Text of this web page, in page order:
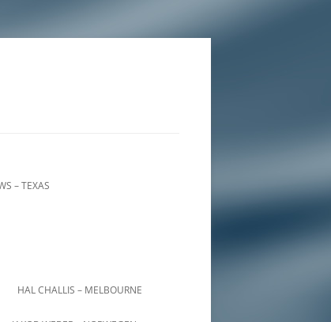
– TEXAS
HAL CHALLIS – MELBOURNE